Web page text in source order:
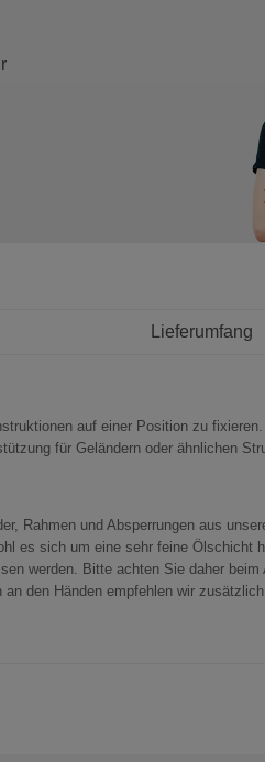
auf einer Position zu
für Geländern oder ähnlichen
Rahmen und Absperrungen aus
es sich um eine sehr feine Ölschicht
werden. Bitte achten Sie daher beim
den Händen empfehlen wir
Lieferumfang